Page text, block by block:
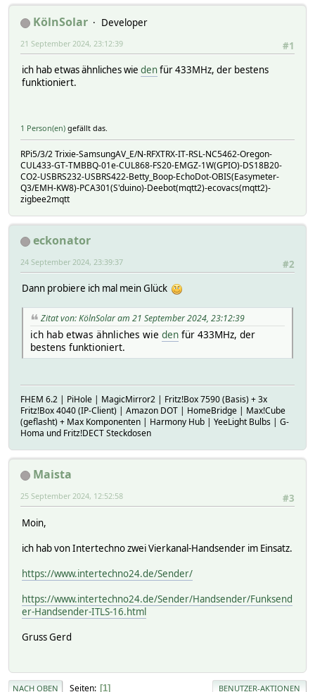
KölnSolar
Developer
#1
21 September 2024, 23:12:39
ich hab etwas ähnliches wie denfür 433MHz, der bestens
funktioniert.
1 Person(en) gefällt das.
RPi5/3/2 Trixie-SamsungAV_E/N-RFXTRX-IT-RSL-NC5462-Oregon-
CUL433-GT-TMBBQ-01e-CUL868-FS20-EMGZ-1W(GPIO)-DS18B20-
CO2-USBRS232-USBRS422-Betty_Boop-EchoDot-OBIS(Easymeter-
Q3/EMH-KW8)-PCA301(S'duino)-Deebot(mqtt2)-ecovacs(mqtt2)-
zigbee2mqtt
eckonator
#2
24 September 2024, 23:39:37
Dann probiere ich mal mein Glück
Zitat von: KölnSolar am 21 September 2024, 23:12:39
ich hab etwas ähnliches wie den für 433MHz, der
bestens funktioniert.
FHEM 6.2 | PiHole | MagicMirror2 | Fritz!Box 7590 (Basis) + 3x
Fritz!Box 4040 (IP-Client) | Amazon DOT | HomeBridge | Max!Cube
(geflasht) + Max Komponenten | Harmony Hub | YeeLight Bulbs | G-
Homa und Fritz!DECT Steckdosen
Maista
#3
25 September 2024, 12:52:58
Moin,
ich hab von Intertechno zwei Vierkanal-Handsender im Einsatz.
https://www.intertechno24.de/Sender/
https://www.intertechno24.de/Sender/Handsender/Funksend
er-Handsender-ITLS-16.html
Gruss Gerd
NACH OBEN Seiten 1 BENUTZER-AKTIONEN